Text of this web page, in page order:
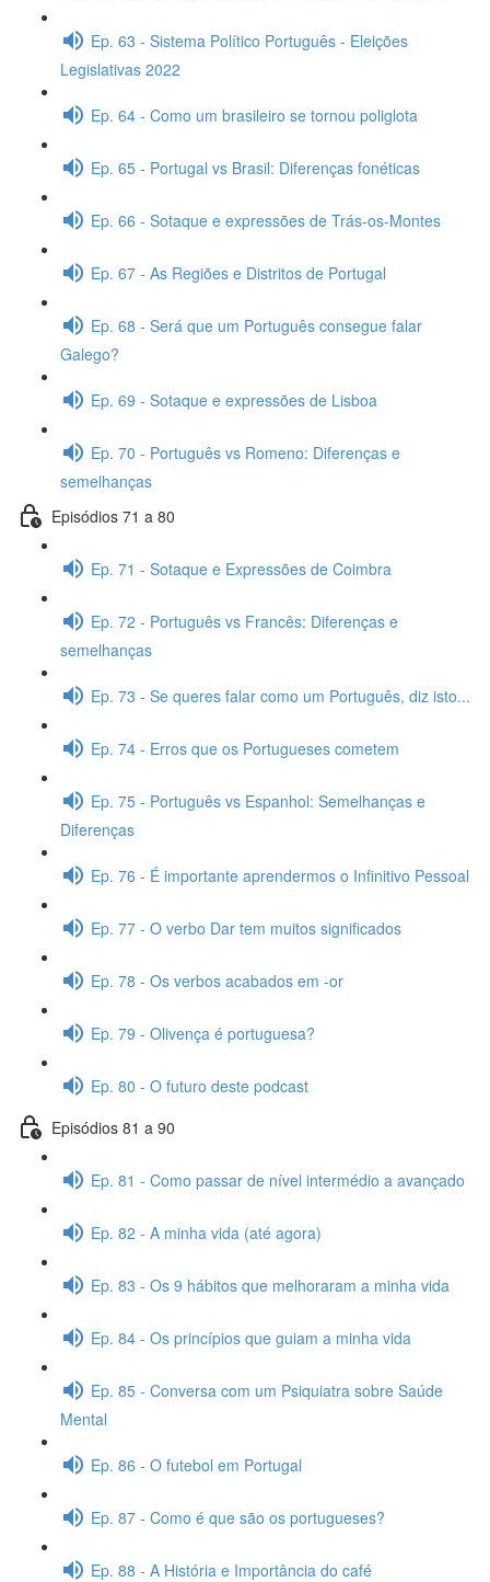
Ep. 63 - Sistema Político Português - Eleições
Legislativas 2022
Ep. 64 - Como um brasileiro se tornou poliglota
Ep. 65 - Portugal vs Brasil: Diferenças fonéticas
Ep. 66 - Sotaque e expressões de Trás-os-Montes
Ep. 67 - As Regiões e Distritos de Portugal
Ep. 68 - Será que um Português consegue falar
Galego?
Ep. 69 - Sotaque e expressões de Lisboa
Ep. 70 - Português vs Romeno: Diferenças e
semelhanças
Episódios 71 a 80
Ep. 71 - Sotaque e Expressões de Coimbra
Ep. 72 - Português vs Francês: Diferenças e
semelhanças
Ep. 73 - Se queres falar como um Português, diz isto...
Ep. 74 - Erros que os Portugueses cometem
Ep. 75 - Português vs Espanhol: Semelhanças e
Diferenças
Ep. 76 - É importante aprendermos o Infinitivo Pessoal
Ep. 77 - O verbo Dar tem muitos significados
Ep. 78 - Os verbos acabados em -or
Ep. 79 - Olivença é portuguesa?
Ep. 80 - O futuro deste podcast
Episódios 81 a 90
Ep. 81 - Como passar de nível intermédio a avançado
Ep. 82 - A minha vida (até agora)
Ep. 83 - Os 9 hábitos que melhoraram a minha vida
Ep. 84 - Os princípios que guiam a minha vida
Ep. 85 - Conversa com um Psiquiatra sobre Saúde
Mental
Ep. 86 - O futebol em Portugal
Ep. 87 - Como é que são os portugueses?
Ep. 88 - A História e Importância do café